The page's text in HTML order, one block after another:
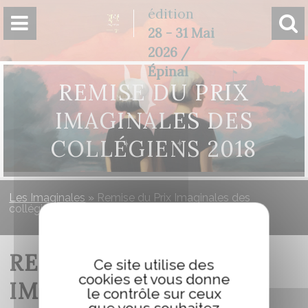
édition
28 - 31 Mai
2026 /
Épinal
REMISE DU PRIX
IMAGINALES DES
COLLÉGIENS 2018
Les Imaginales » Remise du Prix Imaginales des
collégiens 2018
REMISE DU PRIX
IMAGINALES DES
Panneau de gestion des cookies
Ce site utilise des
cookies et vous donne
le contrôle sur ceux